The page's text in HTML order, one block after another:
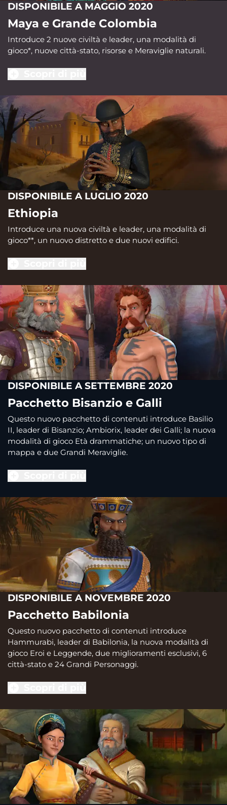
DISPONIBILE A MAGGIO 2020
Maya e Grande Colombia
Introduce 2 nuove civiltà e leader, una modalità di
gioco*, nuove città-stato, risorse e Meraviglie naturali.
DISPONIBILE A LUGLIO 2020
Ethiopia
Introduce una nuova civiltà e leader, una modalità di
gioco**, un nuovo distretto e due nuovi edifici.
DISPONIBILE A SETTEMBRE 2020
Pacchetto Bisanzio e Galli
Questo nuovo pacchetto di contenuti introduce Basilio
II, leader di Bisanzio; Ambiorix, leader dei Galli; la nuova
modalità di gioco Età drammatiche; un nuovo tipo di
mappa e due Grandi Meraviglie.
DISPONIBILE A NOVEMBRE 2020
Pacchetto Babilonia
Questo nuovo pacchetto di contenuti introduce
Hammurabi, leader di Babilonia, la nuova modalità di
gioco Eroi e Leggende, due miglioramenti esclusivi, 6
città-stato e 24 Grandi Personaggi.